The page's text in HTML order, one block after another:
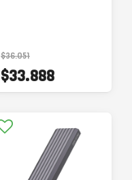
$36.051
$33.888